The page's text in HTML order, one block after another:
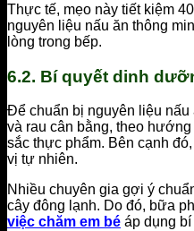
Thực tế, mẹo này tiết kiệm
nguyên liệu nấu ăn thông
lòng trong bếp.
6.2. Bí quyết dinh
Để chuẩn bị nguyên liệu
và rau cân bằng, theo
sắc thực phẩm. Bên cạnh
vị tự nhiên.
Nhiều chuyên gia gợi ý
cây đông lạnh. Do đó, bữa
việc chăm em bé áp dụng bí